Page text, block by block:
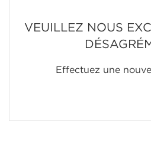
VEUILLEZ NOUS
Effectuez une